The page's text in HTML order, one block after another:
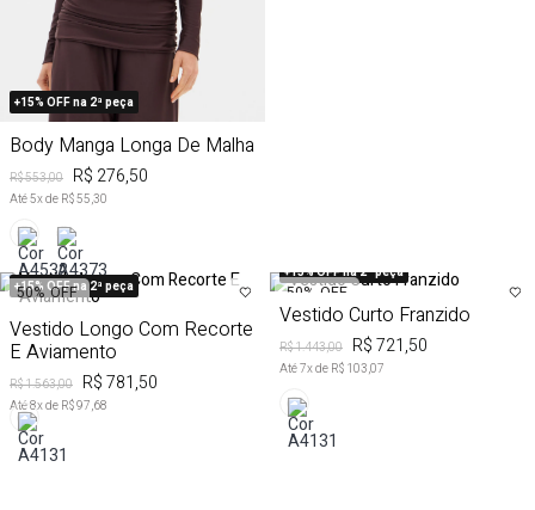
+15% OFF na 2ª peça
Body Manga Longa De Malha
R$ 553,00 R$ 276,50
Até5x de R$ 55,30
+15% OFF na 2ª peça
50% OFF
Vestido Longo Com Recorte
E Aviamento
R$ 1.563,00 R$ 781,50
Até8x de R$ 97,68
+15% OFF na 2ª peça
50% OFF
Vestido Curto Franzido
R$ 1.443,00 R$ 721,50
Até7x de R$ 103,07